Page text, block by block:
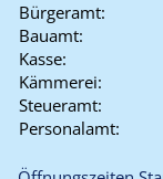
Bürgeramt:
Bauamt:
Kasse:
Kämmerei:
Steueramt:
Personalamt: